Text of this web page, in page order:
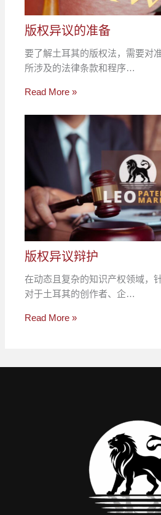
版权异议的准备
要了解土耳其的版权法，需要对
所涉及的法律条款和程序…
Read More »
版权异议辩护
在动态且复杂的知识产权领域，
对于土耳其的创作者、企…
Read More »